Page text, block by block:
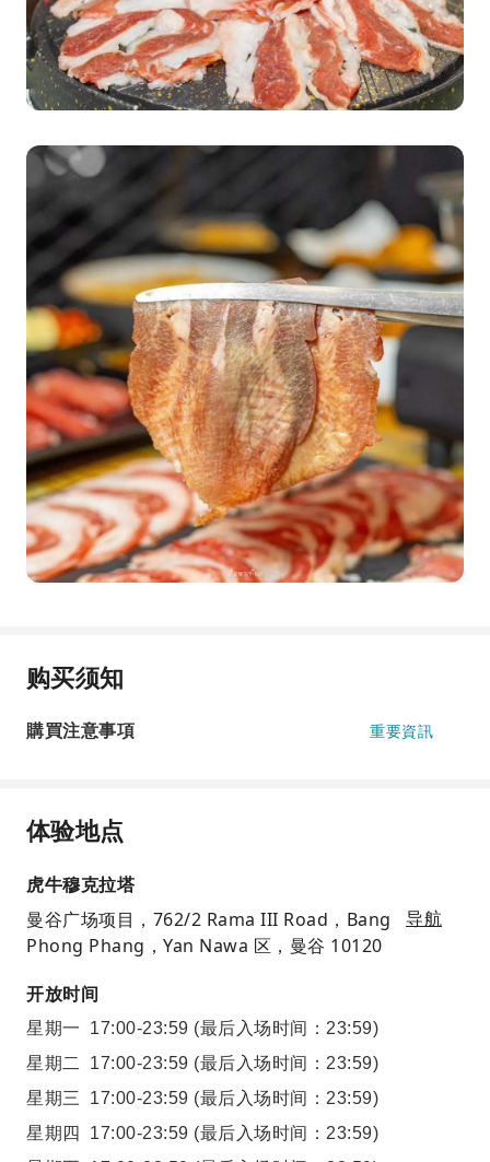
购买须知
購買注意事項 重要資訊
体验地点
虎牛穆克拉塔
曼谷广场项目，762/2 Rama III Road，Bang
Phong Phang，Yan Nawa 区，曼谷 10120
导航
开放时间
星期一 17:00-23:59 (最后入场时间：23:59)
星期二
17:00-23:59 (最后入场时间：23:59)
星期三
17:00-23:59 (最后入场时间：23:59)
星期四
17:00-23:59 (最后入场时间：23:59)